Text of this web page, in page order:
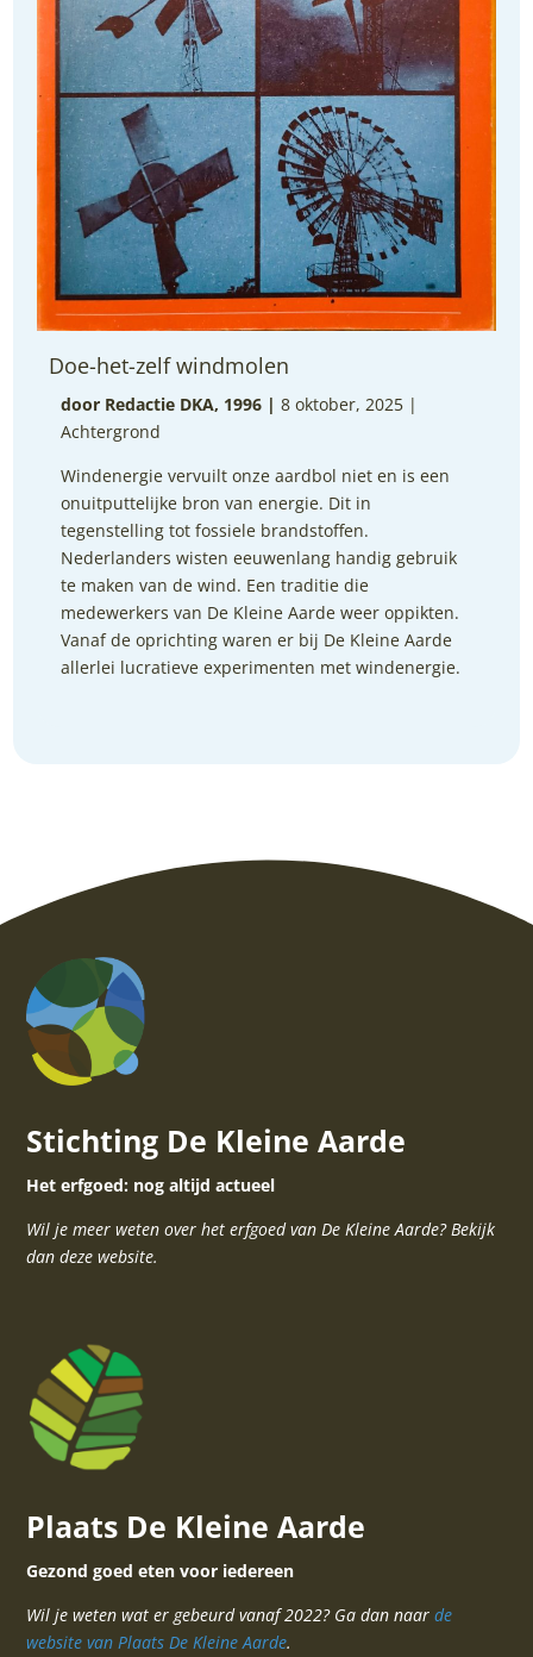
Doe-het-zelf windmolen
door Redactie DKA, 1996 |8 oktober, 2025 |
Achtergrond
Windenergie vervuilt onze aardbol niet en is een
onuitputtelijke bron van energie. Dit in
tegenstelling tot fossiele brandstoffen.
Nederlanders wisten eeuwenlang handig gebruik
te maken van de wind. Een traditie die
medewerkers van De Kleine Aarde weer oppikten.
Vanaf de oprichting waren er bij De Kleine Aarde
allerlei lucratieve experimenten met windenergie.
Stichting De Kleine Aarde
Het erfgoed: nog altijd actueel
Wil je meer weten over het erfgoed van De Kleine Aarde? Bekijk
dan deze website.
Plaats De Kleine Aarde
Gezond goed eten voor iedereen
Wil je weten wat er gebeurd vanaf 2022? Ga dan naarde
website van Plaats De Kleine Aarde.